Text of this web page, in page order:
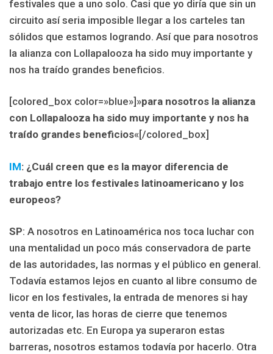
festivales que a uno solo. Casi que yo diría que sin un
circuito así seria imposible llegar a los carteles tan
sólidos que estamos logrando. Así que para nosotros
la alianza con Lollapalooza ha sido muy importante y
nos ha traído grandes beneficios.
[colored_box color=»blue»]»para nosotros la alianza
con Lollapalooza ha sido muy importante y nos ha
traído grandes beneficios«[/colored_box]
IM: ¿Cuál creen que es la mayor diferencia de
trabajo entre los festivales latinoamericano y los
europeos?
SP: A nosotros en Latinoamérica nos toca luchar con
una mentalidad un poco más conservadora de parte
de las autoridades, las normas y el público en general.
Todavía estamos lejos en cuanto al libre consumo de
licor en los festivales, la entrada de menores si hay
venta de licor, las horas de cierre que tenemos
autorizadas etc. En Europa ya superaron estas
barreras, nosotros estamos todavía por hacerlo. Otra